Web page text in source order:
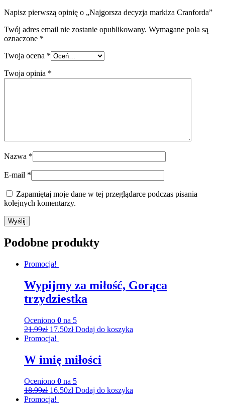
Napisz pierwszą opinię o „Najgorsza decyzja markiza Cranforda”
Twój adres email nie zostanie opublikowany. Wymagane pola są
oznaczone *
Twoja ocena *
Twoja opinia *
Nazwa *
E-mail *
Zapamiętaj moje dane w tej przeglądarce podczas pisania
kolejnych komentarzy.
Podobne produkty
Promocja!
Wypijmy za miłość, Gorąca
trzydziestka
Oceniono 0 na 5
21.99zł 17.50zł Dodaj do koszyka
Promocja!
W imię miłości
Oceniono 0 na 5
18.99zł 16.50zł Dodaj do koszyka
Promocja!